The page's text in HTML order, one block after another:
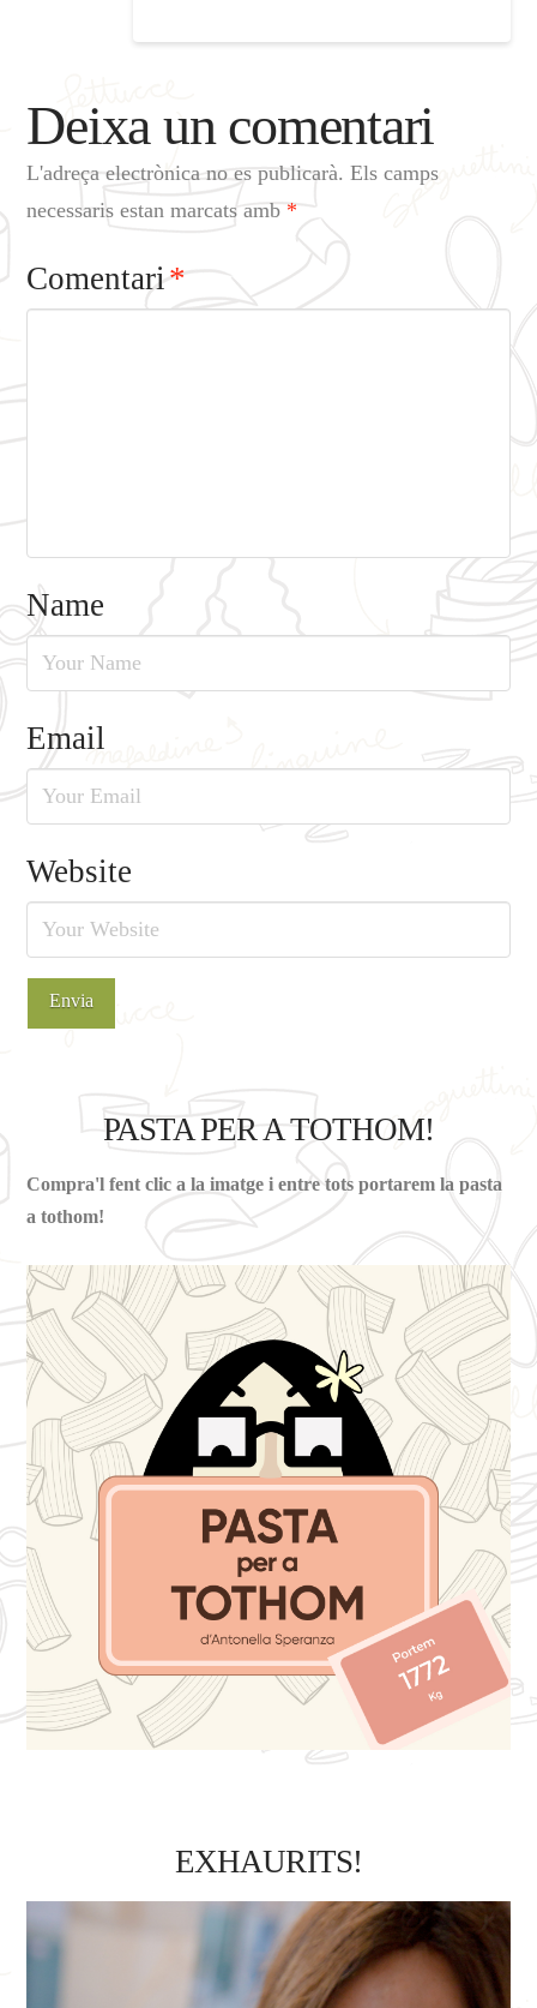
Deixa un comentari
L'adreça electrònica no es publicarà. Els camps
necessaris estan marcats amb *
Comentari*
Name
Email
Website
PASTA PER A TOTHOM!
Compra'l fent clic a la imatge i entre tots portarem la pasta
a tothom!
EXHAURITS!